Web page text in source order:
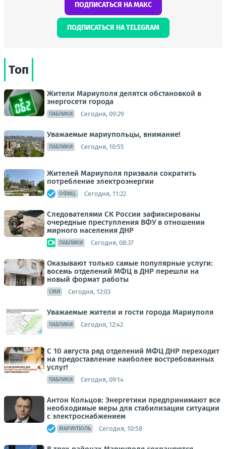
ПОДПИСАТЬСЯ НА МАКС
ПОДПИСАТЬСЯ НА TELEGRAM
Топ
Жители Мариуполя делятся обстановкой в
энергосети города
ПАБЛИКИ Сегодня, 09:29
Уважаемые мариупольцы, внимание!
ПАБЛИКИ Сегодня, 10:55
Жителей Мариуполя призвали сократить
потребление электроэнергии
ОФИЦ. Сегодня, 11:22
Следователями СК России зафиксированы
очередные преступления ВФУ в отношении
мирного населения ДНР
ПАБЛИКИ Сегодня, 08:37
Оказывают только самые популярные услуги:
восемь отделений МФЦ в ДНР перешли на
новый формат работы
СМИ Сегодня, 12:03
Уважаемые жители и гости города Мариуполя
ПАБЛИКИ Сегодня, 12:42
С 10 августа ряд отделений МФЦ ДНР переходит
на предоставление наиболее востребованных
услуг!
ПАБЛИКИ Сегодня, 09:14
Антон Кольцов: Энергетики предпринимают все
необходимые меры для стабилизации ситуации
с электроснабжением
МАРИУПОЛЬ Сегодня, 10:58